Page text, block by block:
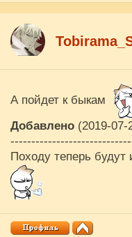
А пойдет к быкам
Добавлено (2019-07-
Походу теперь будут